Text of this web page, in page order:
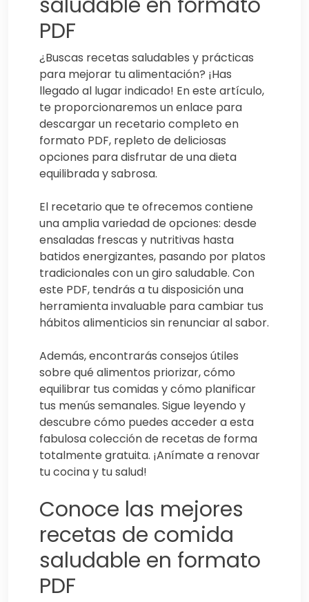
PDF
¿Buscas recetas saludables y prácticas
para mejorar tu alimentación? ¡Has
llegado al lugar indicado! En este artículo,
te proporcionaremos un enlace para
descargar un recetario completo en
formato PDF, repleto de deliciosas
opciones para disfrutar de una dieta
equilibrada y sabrosa.
El recetario que te ofrecemos contiene
una amplia variedad de opciones: desde
ensaladas frescas y nutritivas hasta
batidos energizantes, pasando por platos
tradicionales con un giro saludable. Con
este PDF, tendrás a tu disposición una
herramienta invaluable para cambiar tus
hábitos alimenticios sin renunciar al sabor.
Además, encontrarás consejos útiles
sobre qué alimentos priorizar, cómo
equilibrar tus comidas y cómo planificar
tus menús semanales. Sigue leyendo y
descubre cómo puedes acceder a esta
fabulosa colección de recetas de forma
totalmente gratuita. ¡Anímate a renovar
tu cocina y tu salud!
Conoce las mejores
recetas de comida
saludable en formato
PDF